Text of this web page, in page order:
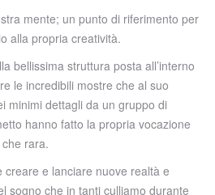
mente; un punto di riferimento per
alla propria creatività.
bellissima struttura posta all’interno
le incredibili mostre che al suo
minimi dettagli da un gruppo di
hanno fatto la propria vocazione
rara.
creare e lanciare nuove realtà e
sogno che in tanti culliamo durante